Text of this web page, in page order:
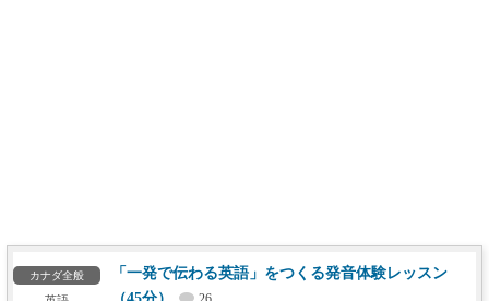
カナダ全般
「一発で伝わる英語」をつくる発音体験レッスン